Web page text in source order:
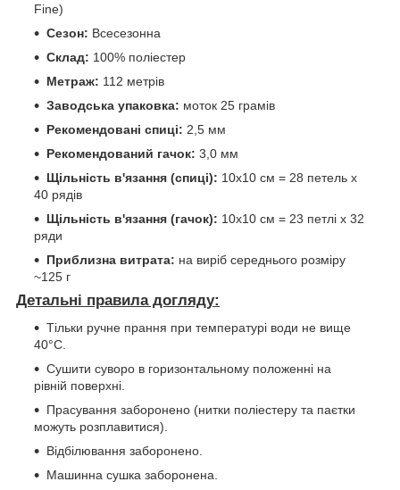
Fine)
Сезон: Всесезонна
Склад: 100% поліестер
Метраж: 112 метрів
Заводська упаковка: моток 25 грамів
Рекомендовані спиці: 2,5 мм
Рекомендований гачок: 3,0 мм
Щільність в'язання (спиці): 10х10 см = 28 петель х
40 рядів
Щільність в'язання (гачок): 10х10 см = 23 петлі х 32
ряди
Приблизна витрата: на виріб середнього розміру
~125 г
Детальні правила догляду:
Тільки ручне прання при температурі води не вище
40°C.
Сушити суворо в горизонтальному положенні на
рівній поверхні.
Прасування заборонено (нитки поліестеру та паєтки
можуть розплавитися).
Відбілювання заборонено.
Машинна сушка заборонена.